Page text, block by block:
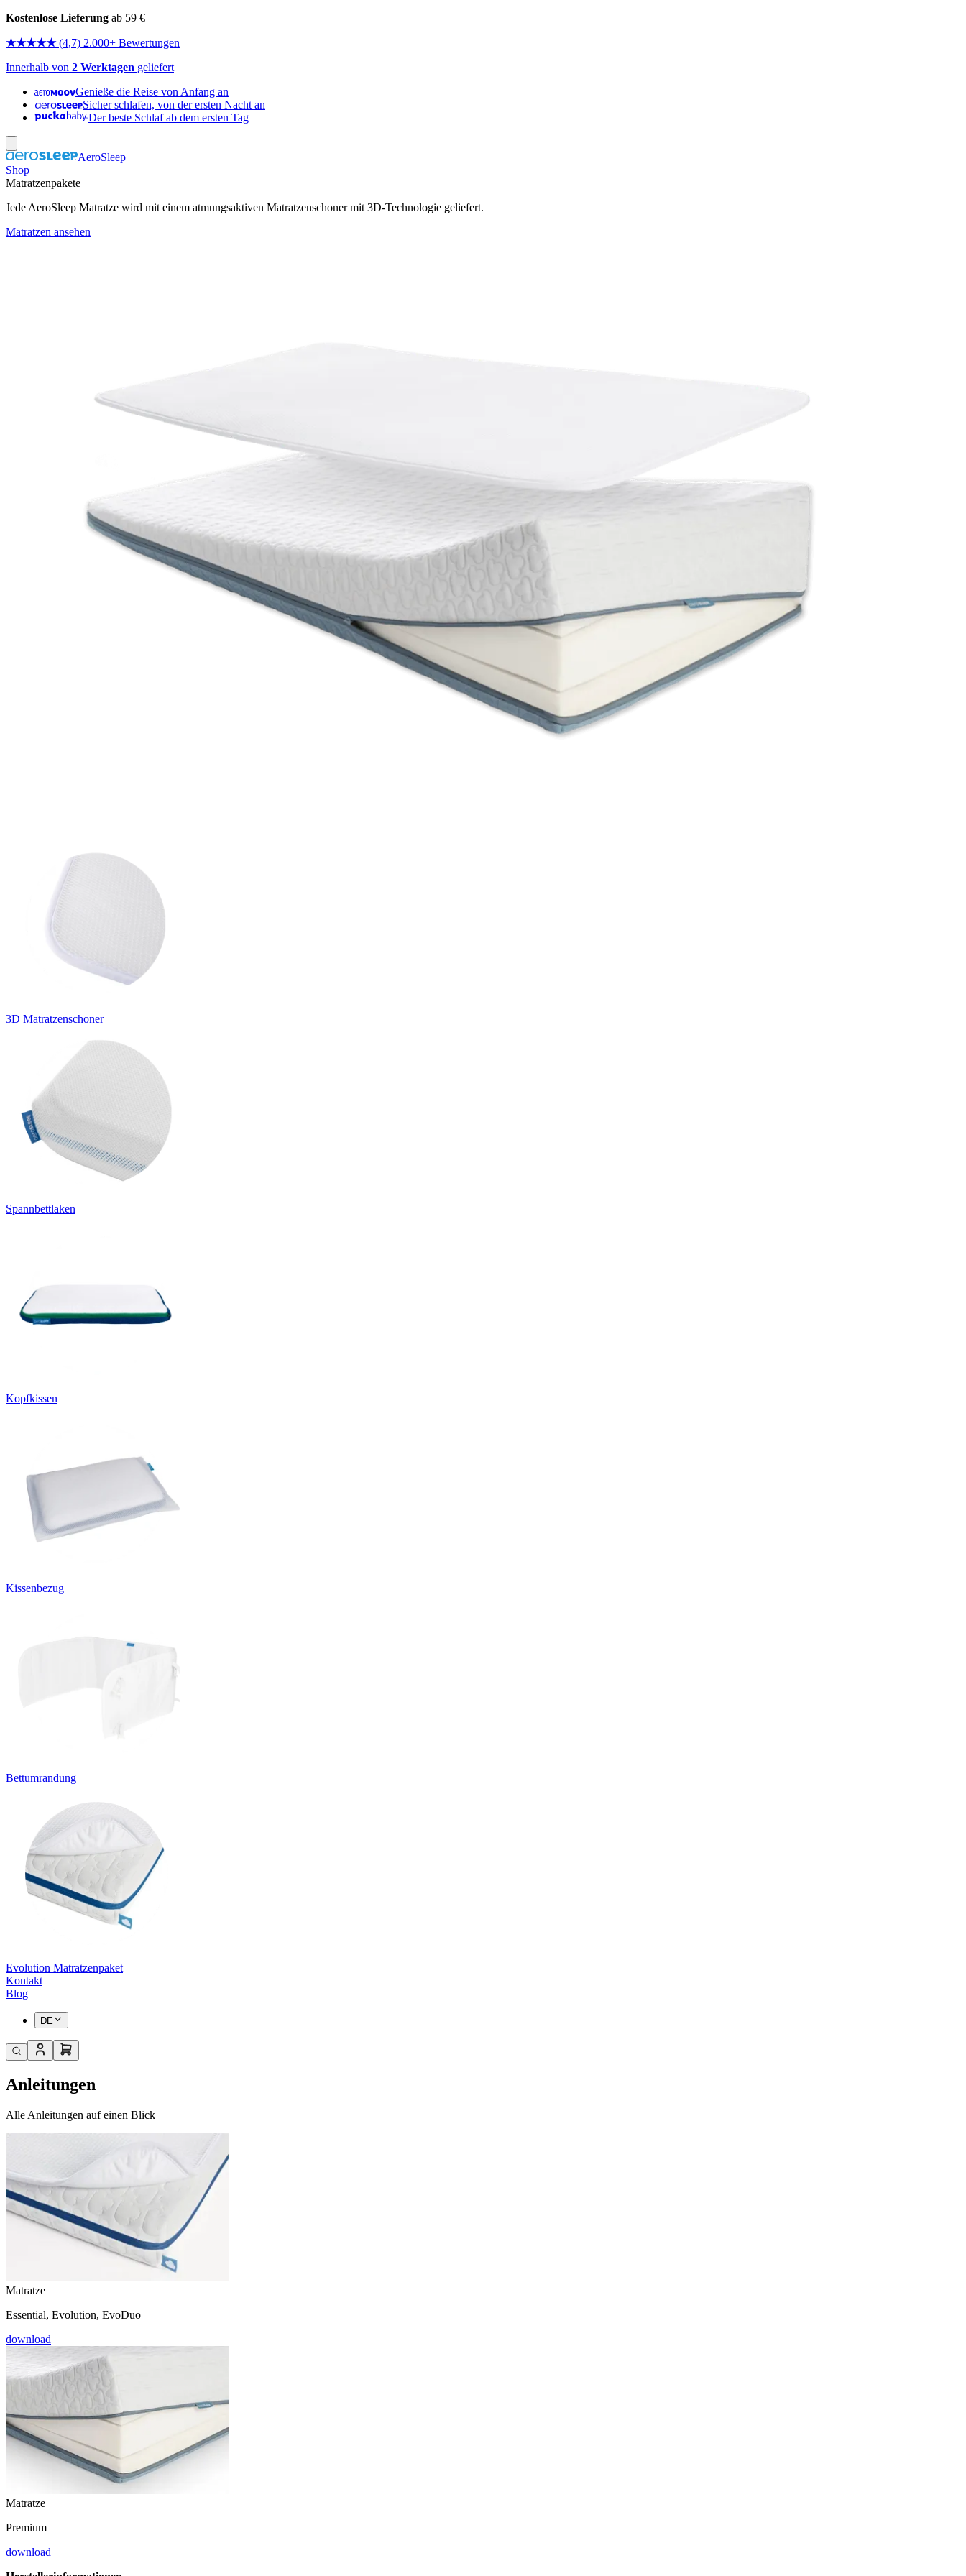
Kostenlose Lieferung ab 59 €
★★★★★ (4,7) 2.000+ Bewertungen
Innerhalb von 2 Werktagen geliefert
Genieße die Reise von Anfang an
Sicher schlafen, von der ersten Nacht an
Der beste Schlaf ab dem ersten Tag
AeroSleep
Shop
Matratzenpakete
Jede AeroSleep Matratze wird mit einem atmungsaktiven Matratzenschoner mit 3D-Technologie geliefert.
Matratzen ansehen
3D Matratzenschoner
Spannbettlaken
Kopfkissen
Kissenbezug
Bettumrandung
Evolution Matratzenpaket
Kontakt
Blog
DE
Anleitungen
Alle Anleitungen auf einen Blick
Matratze
Essential, Evolution, EvoDuo
download
Matratze
Premium
download